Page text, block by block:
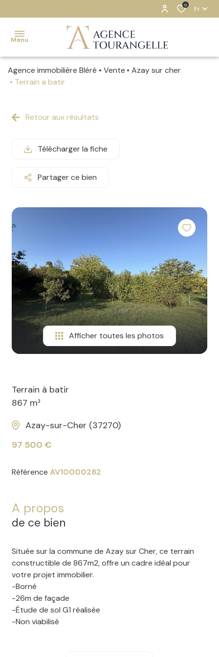
0 Fr
Menu
ACCUEIL
CONTACT
Agence immobilière Bléré Vente
Azay sur cher
Terrain a batir
Retour aux résultats
Télécharger la fiche
Partager ce bien
Afficher toutes les photos
Terrain à batir
867 m²
Azay-sur-Cher (37270)
97 500 €
Référence AV10000282
A propos
de ce bien
Située sur la commune de Azay sur Cher, ce terrain
constructible de 867m2, offre un cadre idéal pour
votre projet immobilier.
-Borné
-26m de façade
-Étude de sol G1 réalisée
-Non viabilisé